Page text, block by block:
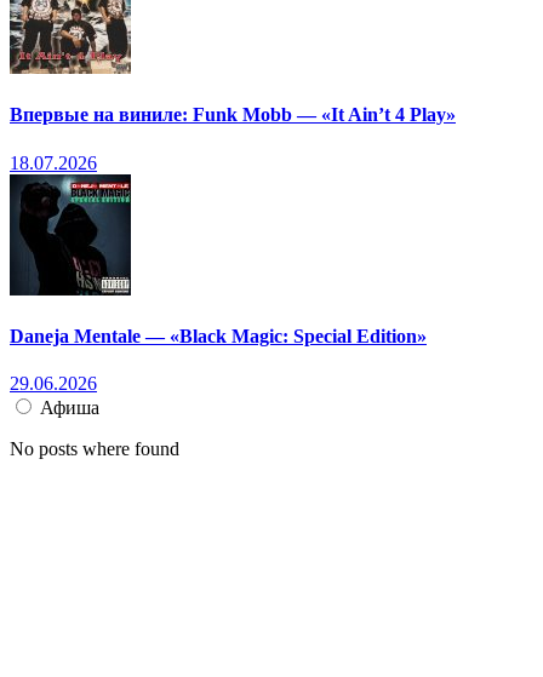
Впервые на виниле: Funk Mobb — «It Ain’t 4 Play»
18.07.2026
Daneja Mentale — «Black Magic: Special Edition»
29.06.2026
Афиша
No posts where found